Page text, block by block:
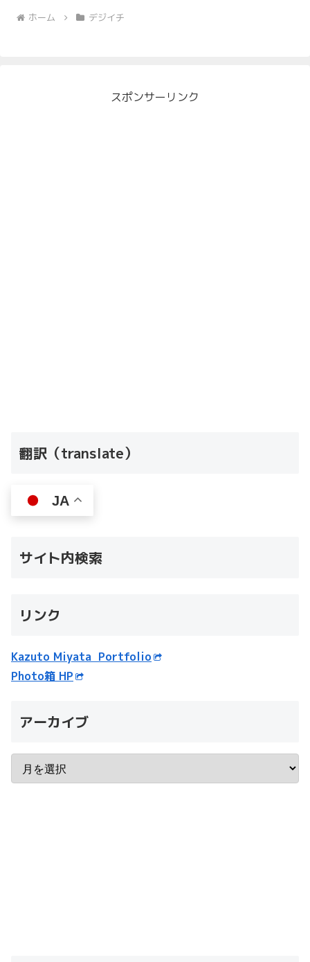
ホーム デジイチ
スポンサーリンク
翻訳（translate）
JA
サイト内検索
リンク
Kazuto Miyata Portfolio
Photo箱 HP
アーカイブ